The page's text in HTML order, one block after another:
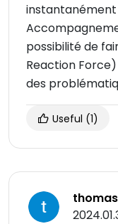
instantanément
possibilité de
Reaction
des
Useful (1)